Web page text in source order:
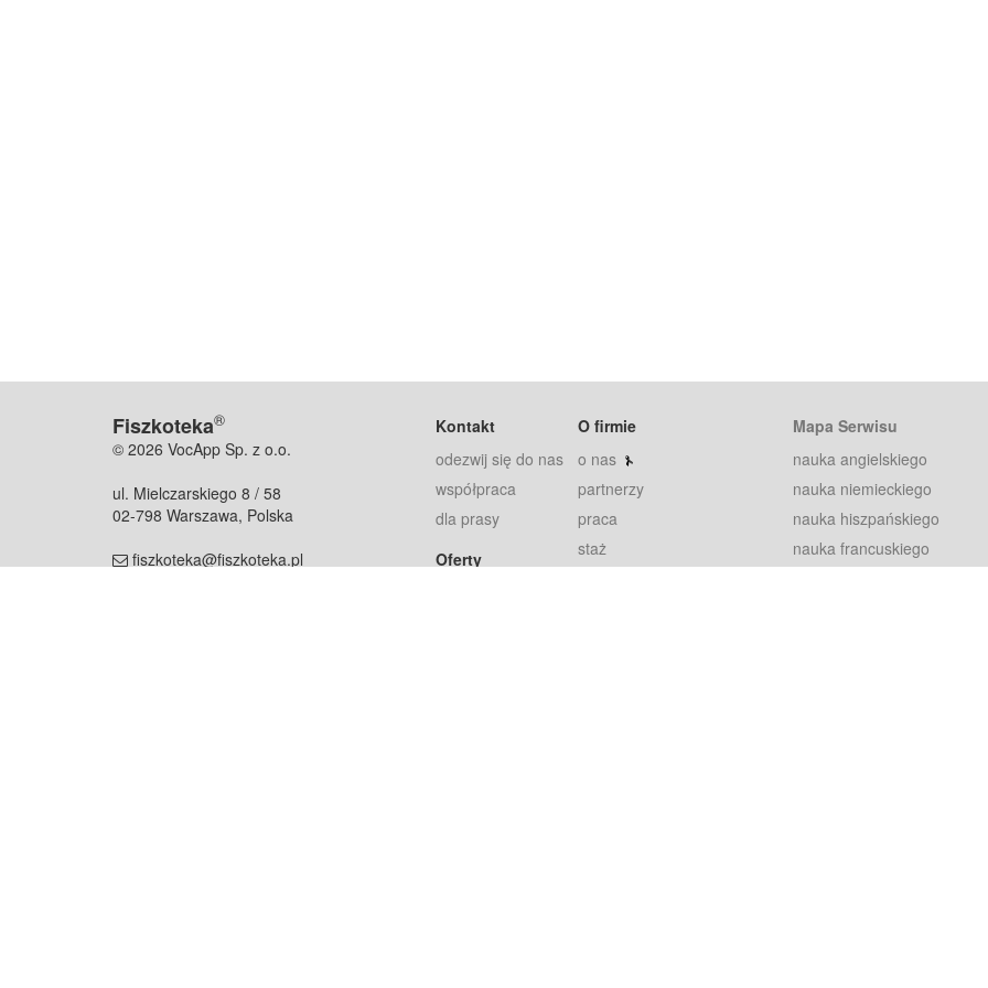
Fiszkoteka®
© 2026 VocApp Sp. z o.o.
ul. Mielczarskiego 8 / 58
02-798 Warszawa, Polska
fiszkoteka@fiszkoteka.pl
Kontakt
odezwij się do nas
współpraca
dla prasy
Oferty
O firmie
o nas
partnerzy
praca
staż
Mapa Serwisu
nauka angielskiego
nauka niemieckiego
nauka hiszpańskiego
nauka francuskiego